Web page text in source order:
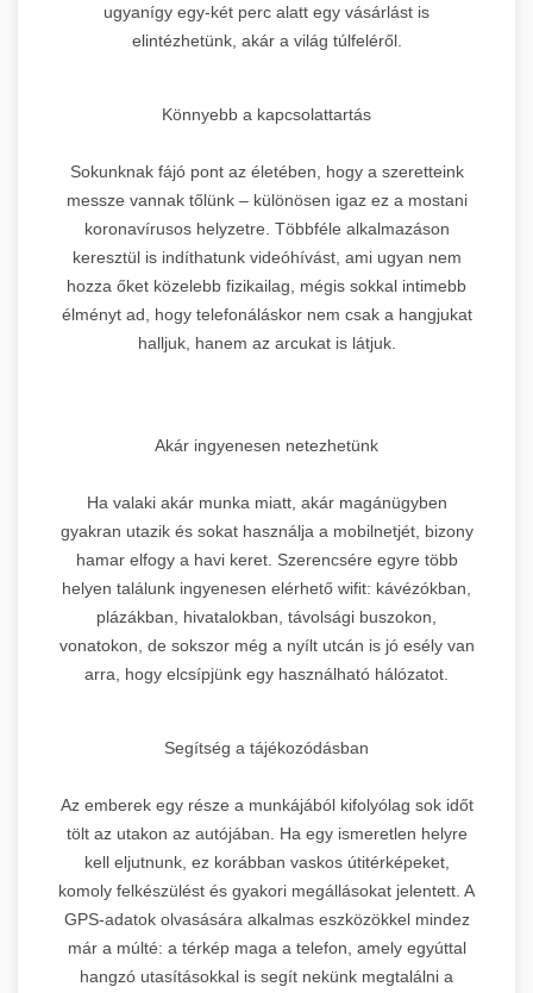
ugyanígy egy-két perc alatt egy vásárlást is
elintézhetünk, akár a világ túlfeléről.
Könnyebb a kapcsolattartás
Sokunknak fájó pont az életében, hogy a szeretteink
messze vannak tőlünk – különösen igaz ez a mostani
koronavírusos helyzetre. Többféle alkalmazáson
keresztül is indíthatunk videóhívást, ami ugyan nem
hozza őket közelebb fizikailag, mégis sokkal intimebb
élményt ad, hogy telefonáláskor nem csak a hangjukat
halljuk, hanem az arcukat is látjuk.
Akár ingyenesen netezhetünk
Ha valaki akár munka miatt, akár magánügyben
gyakran utazik és sokat használja a mobilnetjét, bizony
hamar elfogy a havi keret. Szerencsére egyre több
helyen találunk ingyenesen elérhető wifit: kávézókban,
plázákban, hivatalokban, távolsági buszokon,
vonatokon, de sokszor még a nyílt utcán is jó esély van
arra, hogy elcsípjünk egy használható hálózatot.
Segítség a tájékozódásban
Az emberek egy része a munkájából kifolyólag sok időt
tölt az utakon az autójában. Ha egy ismeretlen helyre
kell eljutnunk, ez korábban vaskos útitérképeket,
komoly felkészülést és gyakori megállásokat jelentett. A
GPS-adatok olvasására alkalmas eszközökkel mindez
már a múlté: a térkép maga a telefon, amely egyúttal
hangzó utasításokkal is segít nekünk megtalálni a